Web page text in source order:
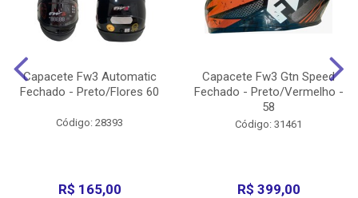
Capacete Fw3 Automatic
Fechado - Preto/Flores 60
Código: 28393
R$ 165,00
Capacete Fw3 Gtn Speed
Fechado - Preto/Vermelho -
58
Código: 31461
R$ 399,00